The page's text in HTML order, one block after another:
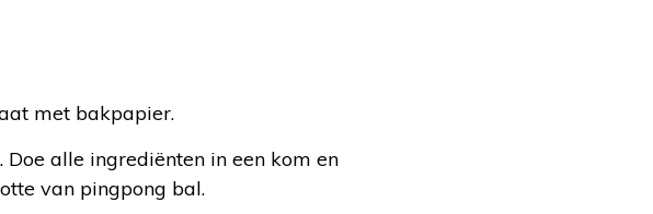
met bakpapier.
alle ingrediënten in een kom en
van pingpong bal.